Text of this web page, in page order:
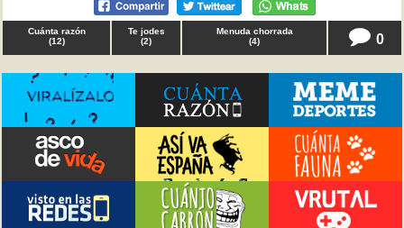
Cuánta razón
(12)
Te jodes
(2)
Menuda chorrada
(4) 0